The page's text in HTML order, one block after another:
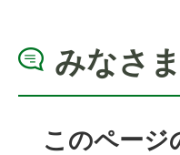
みなさ
このページ